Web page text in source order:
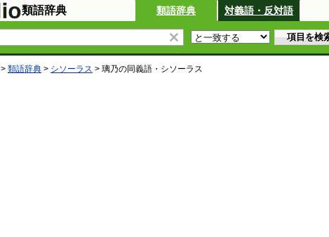
類語辞典 類語辞典 対義語・反対語
> 類語辞典 > シソーラス > 璃乃の同義語・シソーラス